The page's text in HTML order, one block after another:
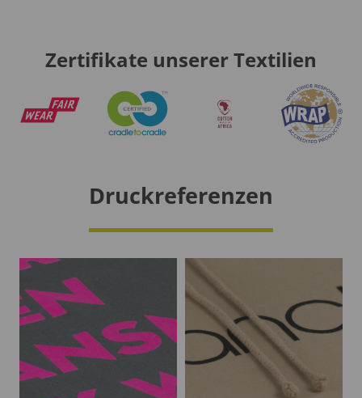
Zertifikate unserer Textilien
Druckreferenzen